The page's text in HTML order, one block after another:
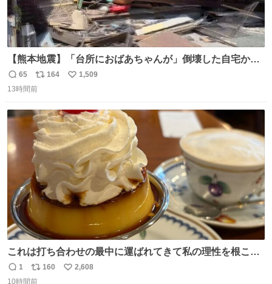
【熊本地震】「台所におばあちゃんが」倒壊した自宅から
孫が救出 地震発生時、台所で夕食の準備をしていた祖母の
「助けて」という声。祖母を背負い、助け出した孫が「命
返
信
65
リ
ポ
ト
数
164
い
数
1,509
13時間前
これは打ち合わせの最中に運ばれてきて私の理性を根こそ
ぎ奪い去ったプリンの写真です。
返
1
リ
160
い
2,608
10時間前